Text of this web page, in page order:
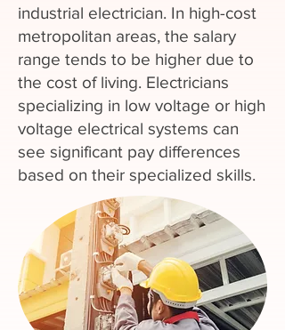
industrial electrician. In high-cost
metropolitan areas, the salary
range tends to be higher due to
the cost of living. Electricians
specializing in low voltage or high
voltage electrical systems can
see significant pay differences
based on their specialized skills.